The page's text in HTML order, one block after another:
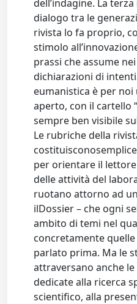
dell’indagine. La
dialogo tra le
rivista lo fa proprio,
stimolo
prassi che assume
dichiarazioni di
eumanistica è per
aperto, con il cartello
sempre ben visibile
Le rubriche della
per orientare il
delle attività del
ruotano attorno ad
ilDossier – che ogni
ambito di temi nel
concretamente
parlato prima. Ma le
attraversano anche
dedicate alla ricerca
scientifico, alla